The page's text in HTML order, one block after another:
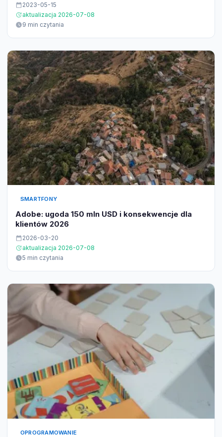
2023-05-15
aktualizacja 2026-07-08
9 min czytania
SMARTFONY
Adobe: ugoda 150 mln USD i konsekwencje dla
klientów 2026
2026-03-20
aktualizacja 2026-07-08
5 min czytania
OPROGRAMOWANIE